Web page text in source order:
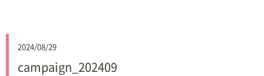
2024/08/29
campaign_202409